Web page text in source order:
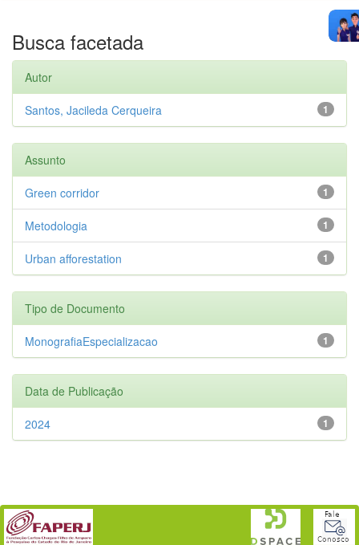
Busca facetada
Autor
1
Santos, Jacileda Cerqueira
Assunto
1
Green corridor
1
Metodologia
1
Urban afforestation
Tipo de Documento
1
MonografiaEspecializacao
Data de Publicação
1
2024